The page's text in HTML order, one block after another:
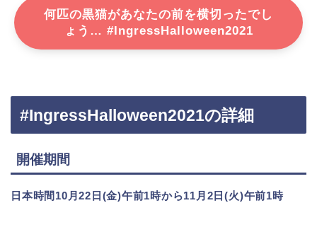
何匹の黒猫があなたの前を横切ったでし
ょう… #IngressHalloween2021
#IngressHalloween2021の詳細
開催期間
日本時間10月22日(金)午前1時から11月2日(火)午前1時